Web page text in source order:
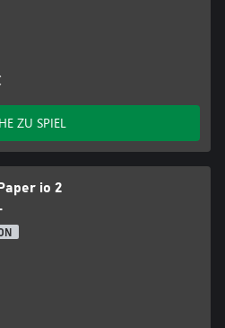
ZU SPIEL
io 2